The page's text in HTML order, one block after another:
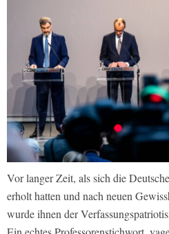
Vor langer Zeit, als sich die
erholt hatten und nach neuen
wurde ihnen der